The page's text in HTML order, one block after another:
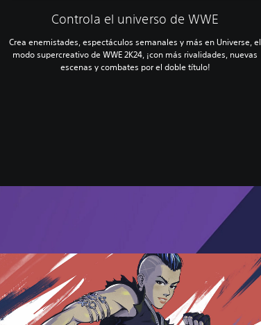
Controla el universo de WWE
Crea enemistades, espectáculos semanales y más en Universe, el
modo supercreativo de WWE 2K24, ¡con más rivalidades, nuevas
escenas y combates por el doble título!